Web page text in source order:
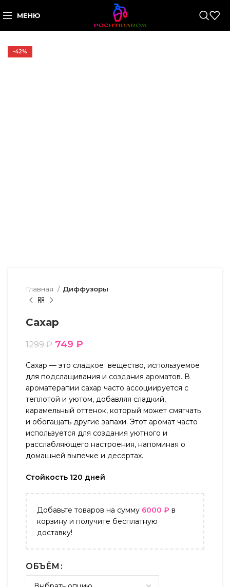
МЕНЮ
-42%
Главная Диффузоры
Сахар
1299₽ 749 ₽
Сахар — это сладкое вещество, используемое
для подслащивания и создания ароматов. В
ароматерапии сахар часто ассоциируется с
теплотой и уютом, добавляя сладкий,
карамельный оттенок, который может смягчать
и обогащать другие запахи. Этот аромат часто
используется для создания уютного и
расслабляющего настроения, напоминая о
домашней выпечке и десертах.
Стойкость 120 дней
Добавьте товаров на сумму 6000 ₽ в
корзину и получите бесплатную
доставку!
ОБЪЁМ